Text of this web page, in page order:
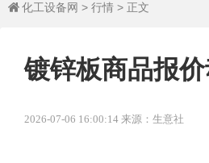
 化工设备网 > 行情 > 正文
镀锌板商品报
2026-07-06 16:00:14 来源：生意社